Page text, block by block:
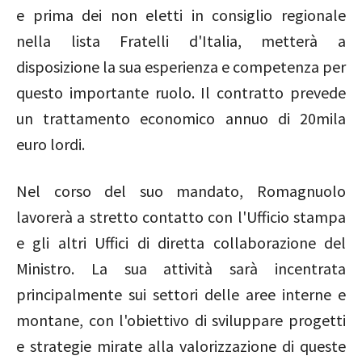
e prima dei non eletti in consiglio regionale
nella lista Fratelli d'Italia, metterà a
disposizione la sua esperienza e competenza per
questo importante ruolo. Il contratto prevede
un trattamento economico annuo di 20mila
euro lordi.
Nel corso del suo mandato, Romagnuolo
lavorerà a stretto contatto con l'Ufficio stampa
e gli altri Uffici di diretta collaborazione del
Ministro. La sua attività sarà incentrata
principalmente sui settori delle aree interne e
montane, con l'obiettivo di sviluppare progetti
e strategie mirate alla valorizzazione di queste